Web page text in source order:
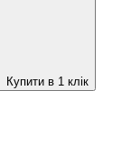
Купити в 1 клік